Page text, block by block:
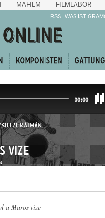
MAFILM FILMLABOR
RSS WAS IST
00:00
KÁLMÁN
vize
a Maros vize